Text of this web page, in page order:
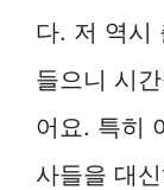
다. 저 역시
들으니 시
어요. 특히
사들을 대